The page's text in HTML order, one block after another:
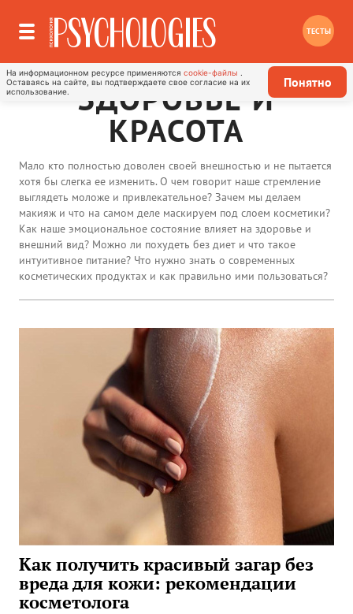
ТЕСТЫ
На информационном ресурсе применяются cookie-файлы
Оставаясь на сайте, вы подтверждаете свое согласие на их
использование.
Понятно
ЗДОРОВЬЕ И
КРАСОТА
Мало кто полностью доволен своей внешностью и не пытается
хотя бы слегка ее изменить. О чем говорит наше стремление
выглядеть моложе и привлекательное? Зачем мы делаем
макияж и что на самом деле маскируем под слоем косметики?
Как наше эмоциональное состояние влияет на здоровье и
внешний вид? Можно ли похудеть без диет и что такое
интуитивное питание? Что нужно знать о современных
косметических продуктах и как правильно ими пользоваться?
Как получить красивый загар без
вреда для кожи: рекомендации
косметолога